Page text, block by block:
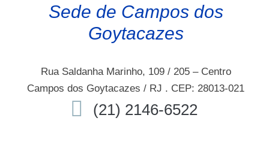
Sede de Campos dos
Goytacazes
Rua Saldanha Marinho, 109 / 205 – Centro
Campos dos Goytacazes / RJ . CEP: 28013-021
(21) 2146-6522